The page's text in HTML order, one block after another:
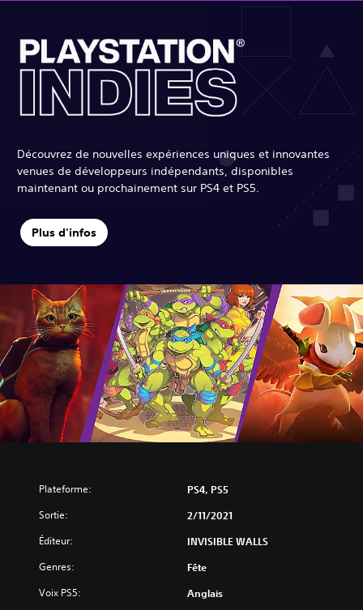
Découvrez de nouvelles expériences uniques et innovantes
venues de développeurs indépendants, disponibles
maintenant ou prochainement sur PS4 et PS5.
Plus d'infos
Plateforme: PS4, PS5
Sortie: 2/11/2021
Éditeur: INVISIBLE WALLS
Genres: Fête
Voix PS5: Anglais